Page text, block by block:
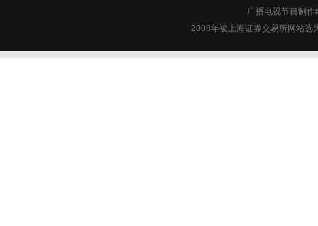
广播电视节目制
2008年被上海证券交易所网站选